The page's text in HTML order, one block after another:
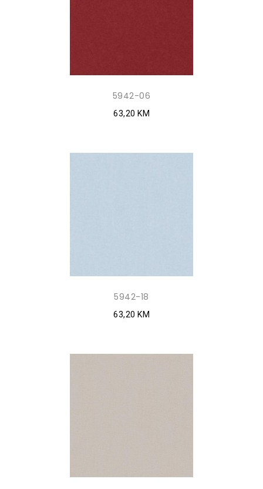
5942-06
63,20 KM
5942-18
63,20 KM